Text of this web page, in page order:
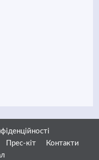
Прес-кіт
Контакти